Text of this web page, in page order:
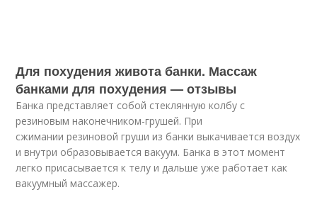
Для похудения живота банки. Массаж
банками для похудения — отзывы
Банка представляет собой стеклянную колбу с
резиновым наконечником-грушей. При
сжимании резиновой груши из банки выкачивается воздух
и внутри образовывается вакуум. Банка в этот момент
легко присасывается к телу и дальше уже работает как
вакуумный массажер.